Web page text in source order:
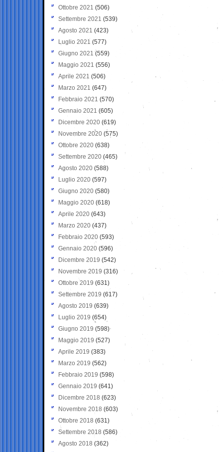
Ottobre 2021 (506)
Settembre 2021 (539)
Agosto 2021 (423)
Luglio 2021 (577)
Giugno 2021(559)
Maggio 2021 (556)
Aprile 2021 (506)
Marzo 2021 (647)
Febbraio 2021 (570)
Gennaio 2021 (605)
Dicembre 2020 (619)
Novembre 2020 (575)
Ottobre 2020 (638)
Settembre 2020(465)
Agosto 2020 (588)
Luglio 2020 (597)
Giugno 2020 (580)
Maggio 2020 (618)
Aprile 2020 (643)
Marzo 2020 (437)
Febbraio 2020 (593)
Gennaio 2020 (596)
Dicembre 2019 (542)
Novembre 2019 (316)
Ottobre 2019 (631)
Settembre 2019 (617)
Agosto 2019 (639)
Luglio 2019 (654)
Giugno 2019 (598)
Maggio 2019 (527)
Aprile 2019 (383)
Marzo 2019 (562)
Febbraio 2019 (598)
Gennaio 2019 (641)
Dicembre 2018 (623)
Novembre 2018 (603)
Ottobre 2018 (631)
Settembre 2018 (586)
Agosto 2018 (362)